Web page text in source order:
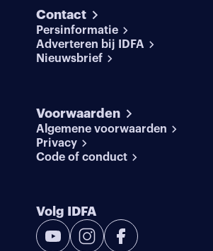
Contact
Persinformatie
Adverteren bij IDFA
Nieuwsbrief
Voorwaarden
Algemene voorwaarden
Privacy
Code of conduct
Volg IDFA